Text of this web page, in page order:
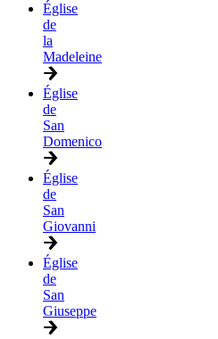
Église
de
la
Madeleine
Église
de
San
Domenico
Église
de
San
Giovanni
Église
de
San
Giuseppe